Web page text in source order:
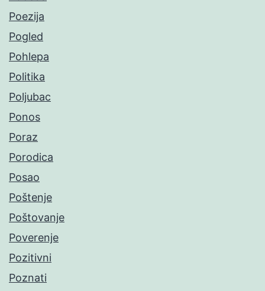
Poezija
Pogled
Pohlepa
Politika
Poljubac
Ponos
Poraz
Porodica
Posao
Poštenje
Poštovanje
Poverenje
Pozitivni
Poznati